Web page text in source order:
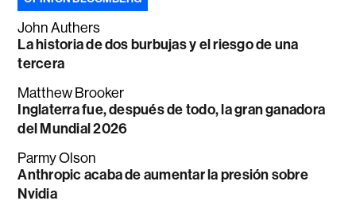
John Authers
La historia de dos burbujas y el riesgo de una
tercera
Matthew Brooker
Inglaterra fue, después de todo, la gran ganadora
del Mundial 2026
Parmy Olson
Anthropic acaba de aumentar la presión sobre
Nvidia